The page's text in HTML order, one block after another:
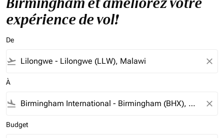
expérience de vol!
De
flight_takeoff close
À
flight_land close
Budget